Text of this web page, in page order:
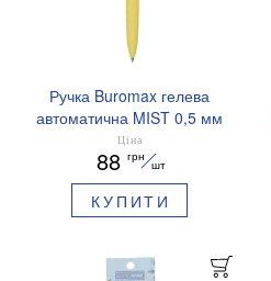
Ручка Buromax гелева
автоматична MIST 0,5 мм
сині чорнила BM.83103
Ціна
88 грн
шт
КУПИТИ